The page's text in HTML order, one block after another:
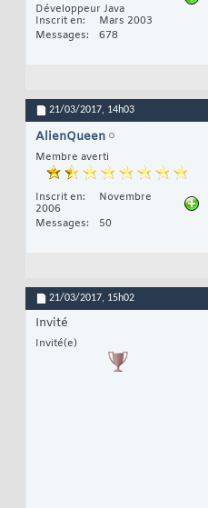
Développeur Java
Inscrit en
Mars 2003
Messages
678
21/03/2017, 14h03
AlienQueen
Membre averti
Inscrit en
Novembre
2006
Messages
50
21/03/2017, 15h02
Invité
Invité(e)